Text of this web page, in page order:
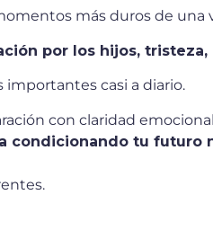
más duros de una
por los hijos, tristeza,
casi a diario.
con claridad
condicionando tu futuro